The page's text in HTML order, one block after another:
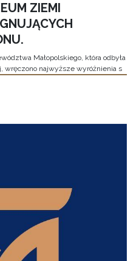
ZIEMI
Małopolskiego, która odbyła
wręczono najwyższe wyróżnienia s